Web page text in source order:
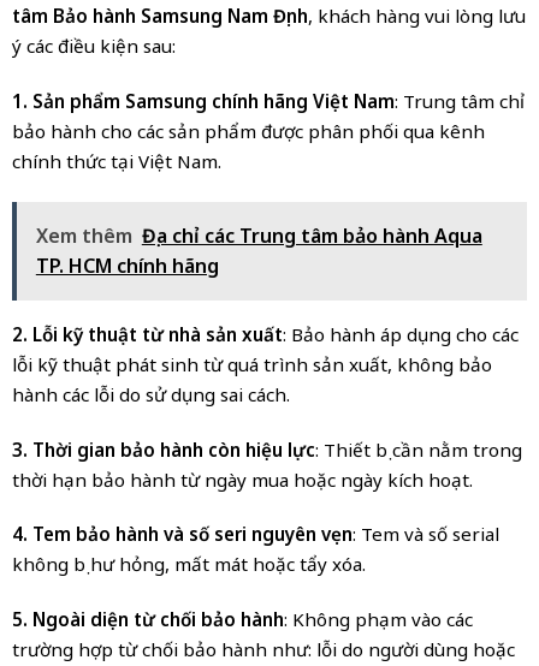
tâm Bảo hành Samsung Nam Định, khách hàng vui lòng lưu
ý các điều kiện sau:
1. Sản phẩm Samsung chính hãng Việt Nam: Trung tâm chỉ
bảo hành cho các sản phẩm được phân phối qua kênh
chính thức tại Việt Nam.
Xem thêm Địa chỉ các Trung tâm bảo hành Aqua
TP. HCM chính hãng
2. Lỗi kỹ thuật từ nhà sản xuất: Bảo hành áp dụng cho các
lỗi kỹ thuật phát sinh từ quá trình sản xuất, không bảo
hành các lỗi do sử dụng sai cách.
3. Thời gian bảo hành còn hiệu lực: Thiết bị cần nằm trong
thời hạn bảo hành từ ngày mua hoặc ngày kích hoạt.
4. Tem bảo hành và số seri nguyên vẹn: Tem và số serial
không bị hư hỏng, mất mát hoặc tẩy xóa.
5. Ngoài diện từ chối bảo hành: Không phạm vào các
trường hợp từ chối bảo hành như: lỗi do người dùng hoặc